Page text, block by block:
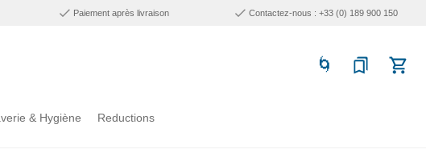
Paiement après livraison Contactez-nous : +33 (0) 189 900 150
& Hygiène Reductions